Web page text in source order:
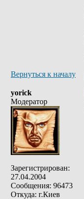
Вернуться к началу
yorick
Модератор
Зарегистрирован:
27.04.2004
Сообщения: 96473
Откуда: г.Киев